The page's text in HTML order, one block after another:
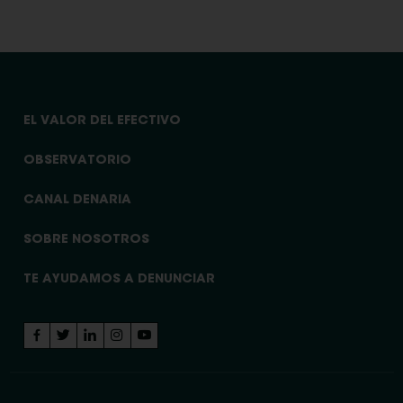
EL VALOR DEL EFECTIVO
OBSERVATORIO
CANAL DENARIA
SOBRE NOSOTROS
TE AYUDAMOS A DENUNCIAR